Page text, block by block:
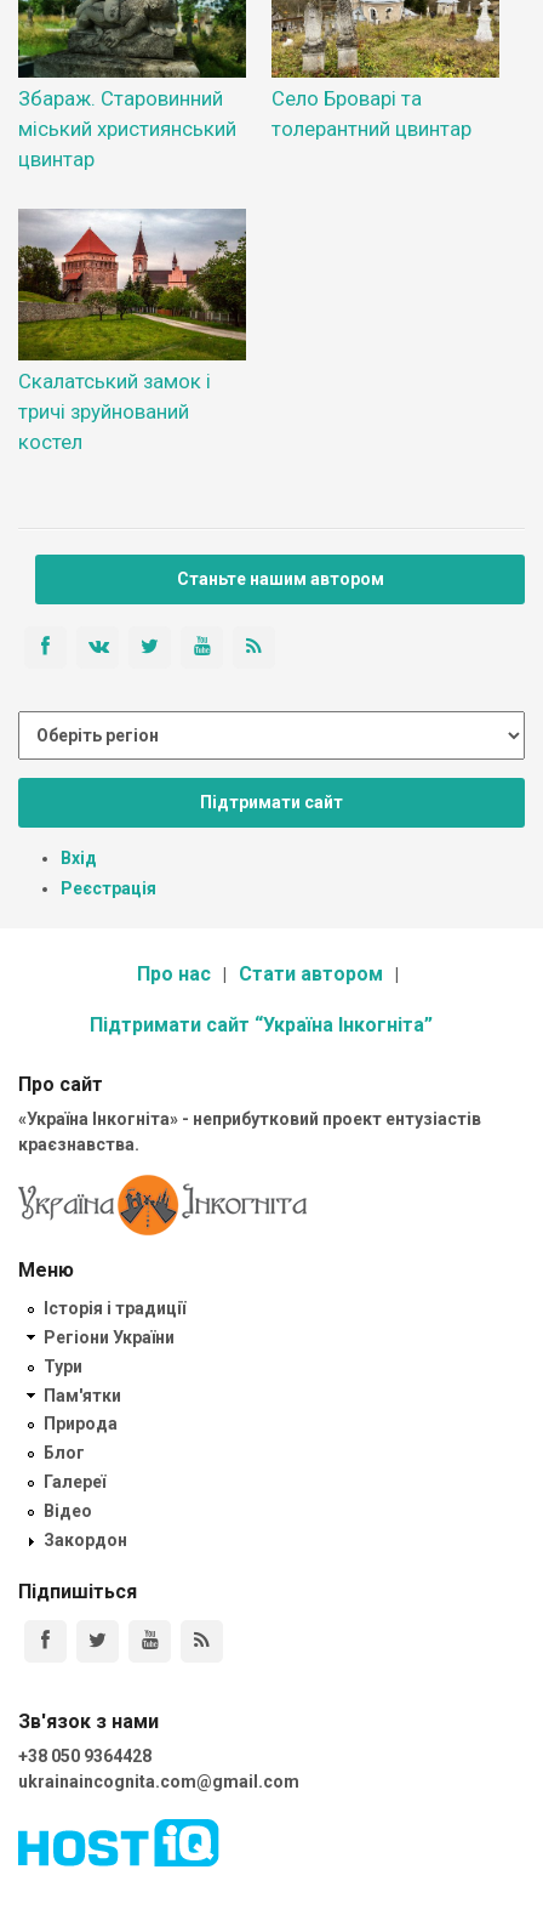
Збараж. Старовинний
міський християнський
цвинтар
Село Броварі та
толерантний цвинтар
Скалатський замок і
тричі зруйнований
костел
Станьте нашим автором
Підтримати сайт
Вхід
Реєстрація
Про нас Стати автором
Підтримати сайт “Україна Інкогніта”
Про сайт
«Україна Інкогніта» - неприбутковий проект ентузіастів
краєзнавства.
Меню
Історія і традиції
Регіони України
Тури
Пам'ятки
Природа
Блог
Галереї
Відео
Закордон
Підпишіться
Зв'язок з нами
+38 050 9364428
ukrainaincognita.com@gmail.com